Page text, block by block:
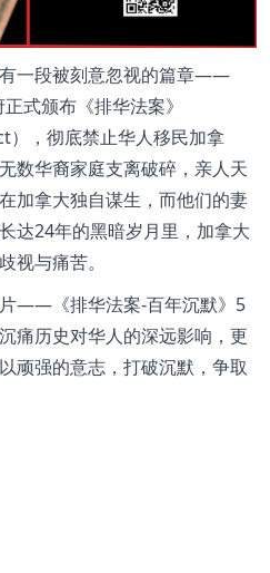
一段被刻意忽视的篇章——
式颁布《排华法案》
），彻底禁止华人移民加拿
数华裔家庭支离破碎，亲人天
加拿大独自谋生，而他们的妻
达24年的黑暗岁月里，加拿大
视与痛苦。
——《排华法案-百年沉默》5
痛历史对华人的深远影响，更
顽强的意志，打破沉默，争取